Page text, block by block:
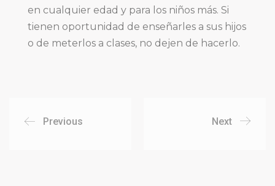
en cualquier edad y para los niños más. Si
tienen oportunidad de enseñarles a sus hijos
o de meterlos a clases, no dejen de hacerlo.
Previous Next